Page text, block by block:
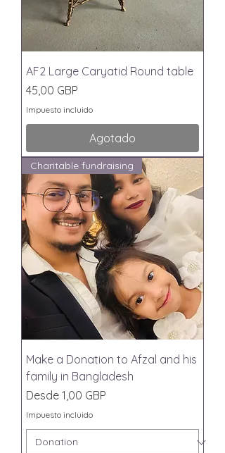
AF2 Large Caryatid Round table
Precio
45,00 GBP
Impuesto incluido
Agotado
Charitable fundraising
Make a Donation to Afzal and his
family in Bangladesh
Desde 1,00 GBP
Precio de oferta
Impuesto incluido